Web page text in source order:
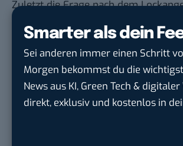
Smarter als dein
Sei anderen immer einen Schritt
Morgen bekommst du die
News aus KI, Green Tech &
direkt, exklusiv und kostenlos in
Zuletzt die Frage nach dem
Missbrauch vorzubeugen. Etwa in
Kunden sehr lange Abfragen starten
das Konzept des Unternehmens
wirtschaftlich sein kann. In der
einzelne Abfrage aber innerhalb